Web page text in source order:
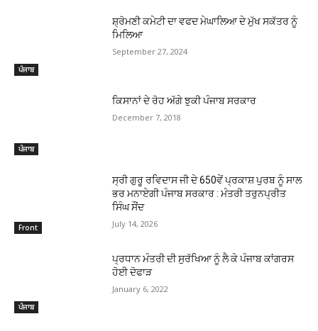
ਪੰਜਾਬ
ਸ਼੍ਰੋਮਣੀ ਕਮੇਟੀ ਦਾ ਵਫਦ ਮੇਘਾਲਿਆ ਦੇ ਮੁੱਖ ਸਕੱਤਰ ਨੂੰ
ਮਿਲਿਆ
September 27, 2024
ਪੰਜਾਬ
ਕਿਸਾਨਾਂ ਦੇ ਰੋਹ ਅੱਗੇ ਝੁਕੀ ਪੰਜਾਬ ਸਰਕਾਰ
December 7, 2018
Front
ਸ੍ਰੀ ਗੁਰੂ ਰਵਿਦਾਸ ਜੀ ਦੇ 650ਵੇਂ ਪ੍ਰਕਾਸ਼ ਪੁਰਬ ਨੂੰ ਸਾਲ
ਭਰ ਮਨਾਏਗੀ ਪੰਜਾਬ ਸਰਕਾਰ : ਮੰਤਰੀ ਤਰੁਨਪ੍ਰੀਤ
ਸਿੰਘ ਸੌਂਦ
July 14, 2026
ਪੰਜਾਬ
ਪ੍ਰਧਾਨ ਮੰਤਰੀ ਦੀ ਸੁਰੱਖਿਆ ਨੂੰ ਲੈ ਕੇ ਪੰਜਾਬ ਕਾਂਗਰਸ
ਹੋਈ ਦੋਫਾੜ
January 6, 2022